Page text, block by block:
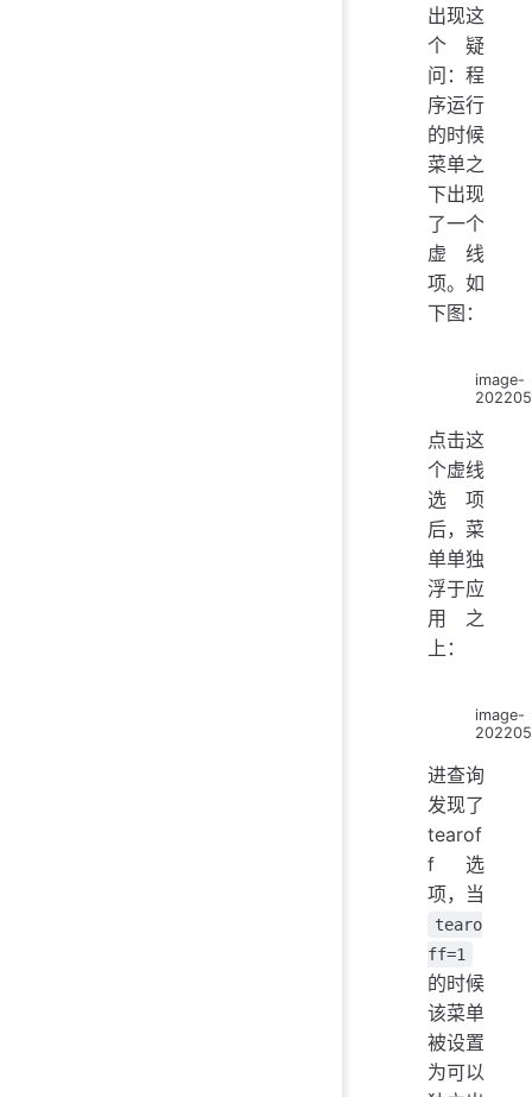
出现这
个疑
问：程
序运行
的时候
菜单之
下出现
了一个
虚线
项。如
下图：
image-
点击这
个虚线
选项
后，菜
单单独
浮于应
用之
上：
image-
进查询
发现了
tearof
f 选
项，当
tearo
ff=1
的时候
该菜单
被设置
为可以